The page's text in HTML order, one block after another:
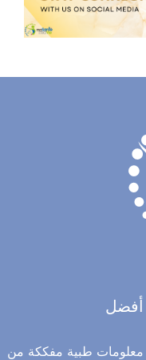
أفضل
معلومات طبية مفككة من